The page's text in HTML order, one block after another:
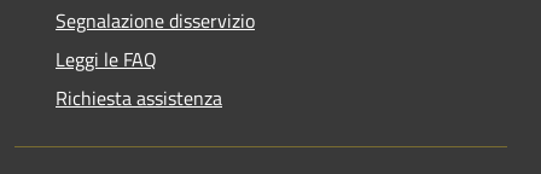
Segnalazione disservizio
Leggi le FAQ
Richiesta assistenza